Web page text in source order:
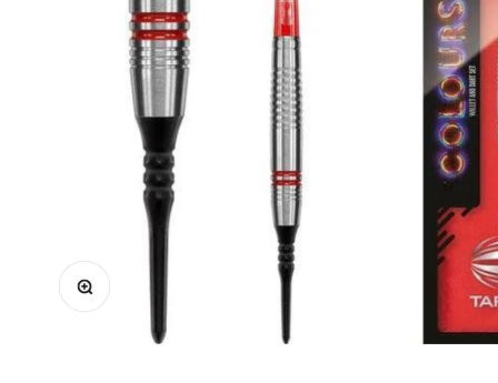
Zoomolás